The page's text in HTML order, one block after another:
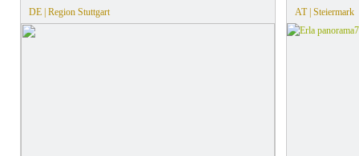
DE | Region Stuttgart
AT | Steiermark